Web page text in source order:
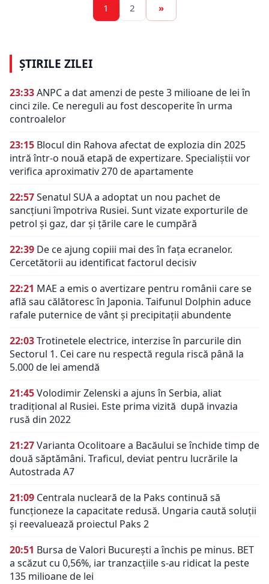
1 2 »
ȘTIRILE ZILEI
23:33ANPC a dat amenzi de peste 3 milioane de lei în
cinci zile. Ce nereguli au fost descoperite în urma
controalelor
23:15 Blocul din Rahova afectat de explozia din 2025
intră într-o nouă etapă de expertizare. Specialiștii vor
verifica aproximativ 270 de apartamente
22:57Senatul SUA a adoptat un nou pachet de
sancțiuni împotriva Rusiei. Sunt vizate exporturile de
petrol și gaz, dar și țările care le cumpără
22:39 De ce ajung copiii mai des în fața ecranelor.
Cercetătorii au identificat factorul decisiv
22:21 MAE a emis o avertizare pentru românii care se
află sau călătoresc în Japonia. Taifunul Dolphin aduce
rafale puternice de vânt și precipitații abundente
22:03Trotinetele electrice, interzise în parcurile din
Sectorul 1. Cei care nu respectă regula riscă până la
5.000 de lei amendă
21:45Volodimir Zelenski a ajuns în Serbia, aliat
tradiţional al Rusiei. Este prima vizită după invazia
rusă din 2022
21:27Varianta Ocolitoare a Bacăului se închide timp de
două săptămâni. Traficul, deviat pentru lucrările la
Autostrada A7
21:09 Centrala nucleară de la Paks continuă să
funcționeze la capacitate redusă. Ungaria caută soluții
și reevaluează proiectul Paks 2
20:51 Bursa de Valori București a închis pe minus. BET
a scăzut cu 0,56%, iar tranzacțiile s-au ridicat la peste
135 milioane de lei